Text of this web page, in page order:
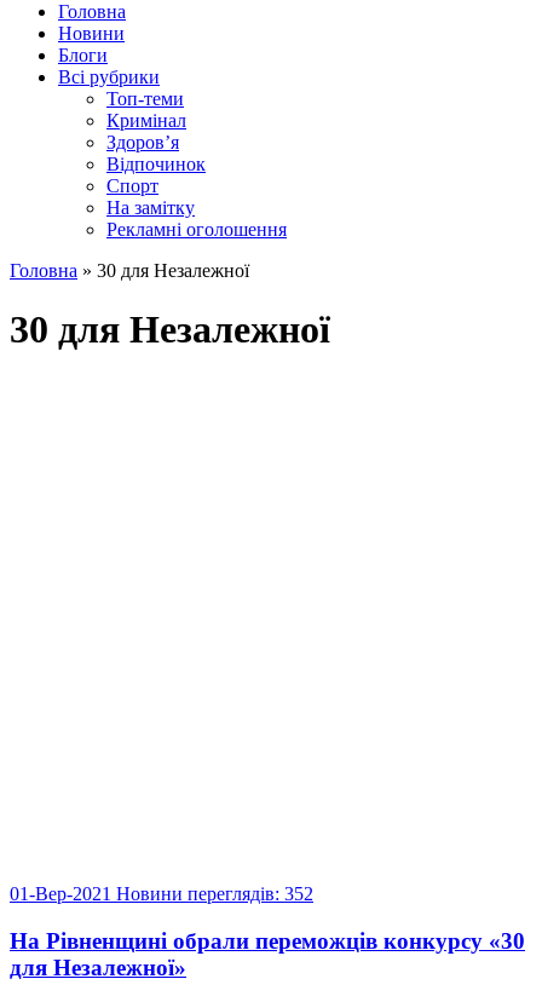
Головна
Новини
Блоги
Всі рубрики
Топ-теми
Кримінал
Здоров’я
Відпочинок
Спорт
На замітку
Рекламні оголошення
Головна » 30 для Незалежної
30 для Незалежної
01-Вер-2021 Новини переглядів: 352
На Рівненщині обрали переможців конкурсу «30
для Незалежної»